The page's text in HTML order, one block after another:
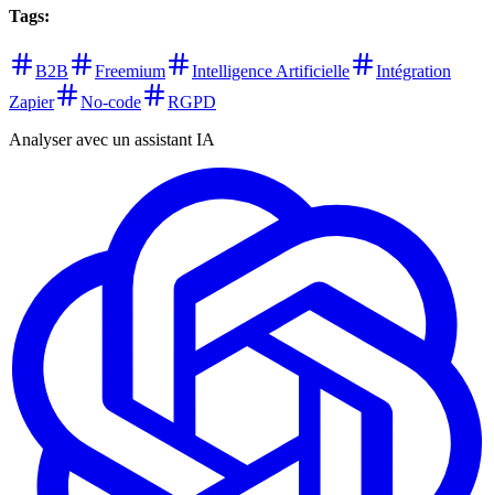
Tags:
B2B Freemium Intelligence Artificielle
Intégration
Zapier
No-code
RGPD
Analyser avec un assistant IA